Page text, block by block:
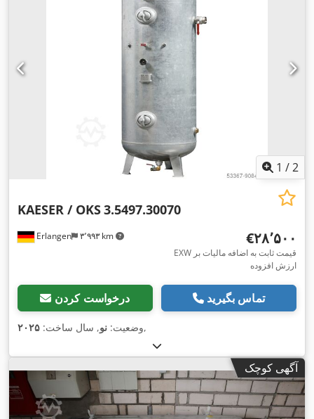
1 /2
Erlangen ۳٬۹۹۳ km
KAESER / OKS3.5497.30070
‎€۲۸٬۵۰۰
EXW قیمت ثابت به اضافه مالیات بر
ارزش افزوده
درخواست کردن تماس بگیرید
وضعیت: نو, سال ساخت: ۲۰۲۵ ,
آگهی کوچک